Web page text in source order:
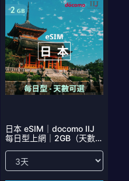
日本 eSIM｜docomo IIJ
每日型上網｜2GB（天數可